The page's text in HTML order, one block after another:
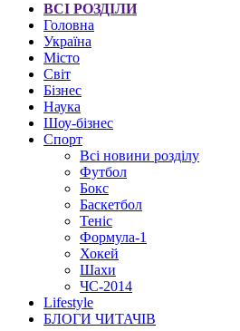
ВСІ РОЗДІЛИ
Головна
Україна
Місто
Світ
Бізнес
Наука
Шоу-бізнес
Спорт
Всі новини розділу
Футбол
Бокс
Баскетбол
Теніс
Формула-1
Хокей
Шахи
ЧС-2014
Lifestyle
БЛОГИ ЧИТАЧІВ